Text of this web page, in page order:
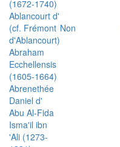
(1672-1740)
Ablancourt d'
(cf. Frémont
d'Ablancourt)
Non
Abraham
Ecchellensis
(1605-1664)
Abrenethée
Daniel d'
Abu Al-Fida
Isma'il ibn
'Ali (1273-